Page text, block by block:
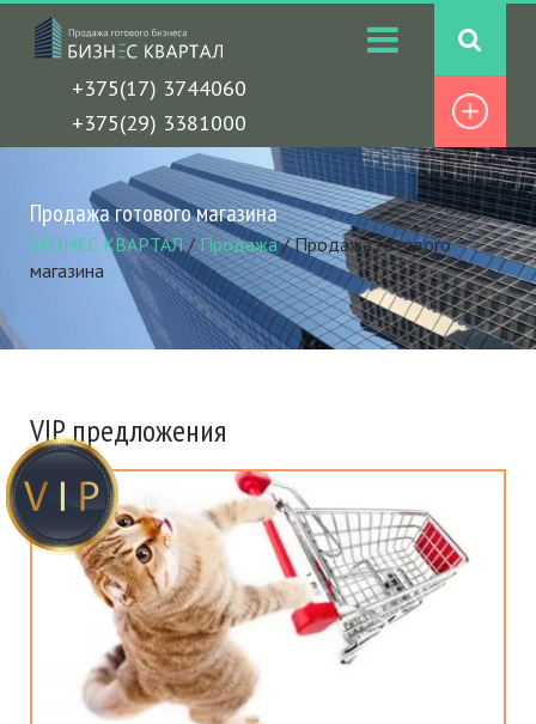
+375(17) 3744060
+375(29) 3381000
Продажа готового магазина
БИЗНЕС КВАРТАЛ/Продажа/Продажа готового
магазина
VIP предложения